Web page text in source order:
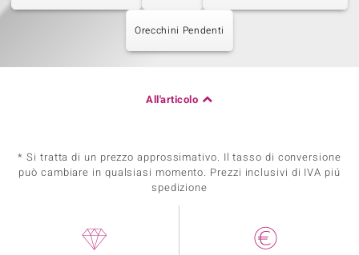
Orecchini Pendenti
All'articolo
* Si tratta di un prezzo approssimativo. Il tasso di conversione
può cambiare in qualsiasi momento. Prezzi inclusivi di IVA piú
spedizione